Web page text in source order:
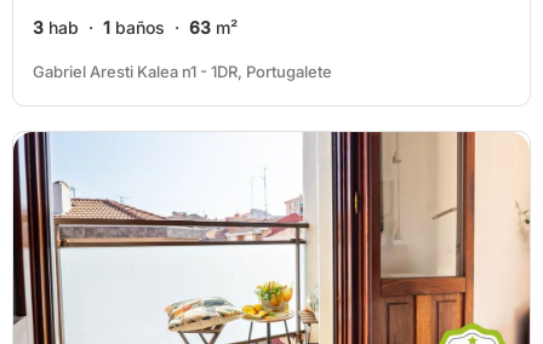
3 hab · 1 baños · 63 m²
Gabriel Aresti Kalea n1 - 1DR, Portugalete